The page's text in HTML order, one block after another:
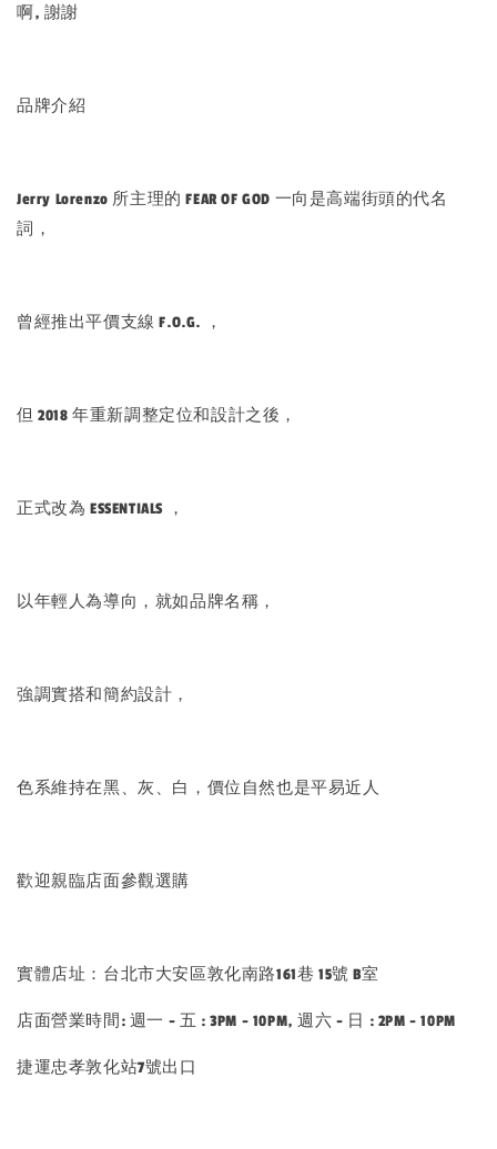
啊, 謝謝
品牌介紹
Jerry Lorenzo 所主理的 FEAR OF GOD 一向是高端街頭的代名
詞，
曾經推出平價支線 F.O.G. ，
但 2018 年重新調整定位和設計之後，
正式改為 ESSENTIALS ，
以年輕人為導向，就如品牌名稱，
強調實搭和簡約設計，
色系維持在黑、灰、白，價位自然也是平易近人
歡迎親臨店面參觀選購
實體店址：台北市大安區敦化南路161巷 15號 B室
店面營業時間: 週一 - 五 : 3PM - 10PM, 週六 - 日 : 2PM - 10PM
捷運忠孝敦化站7號出口